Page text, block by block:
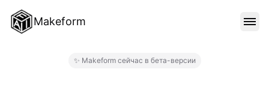
Makeform
✨ Makeform сейчас в бета-версии